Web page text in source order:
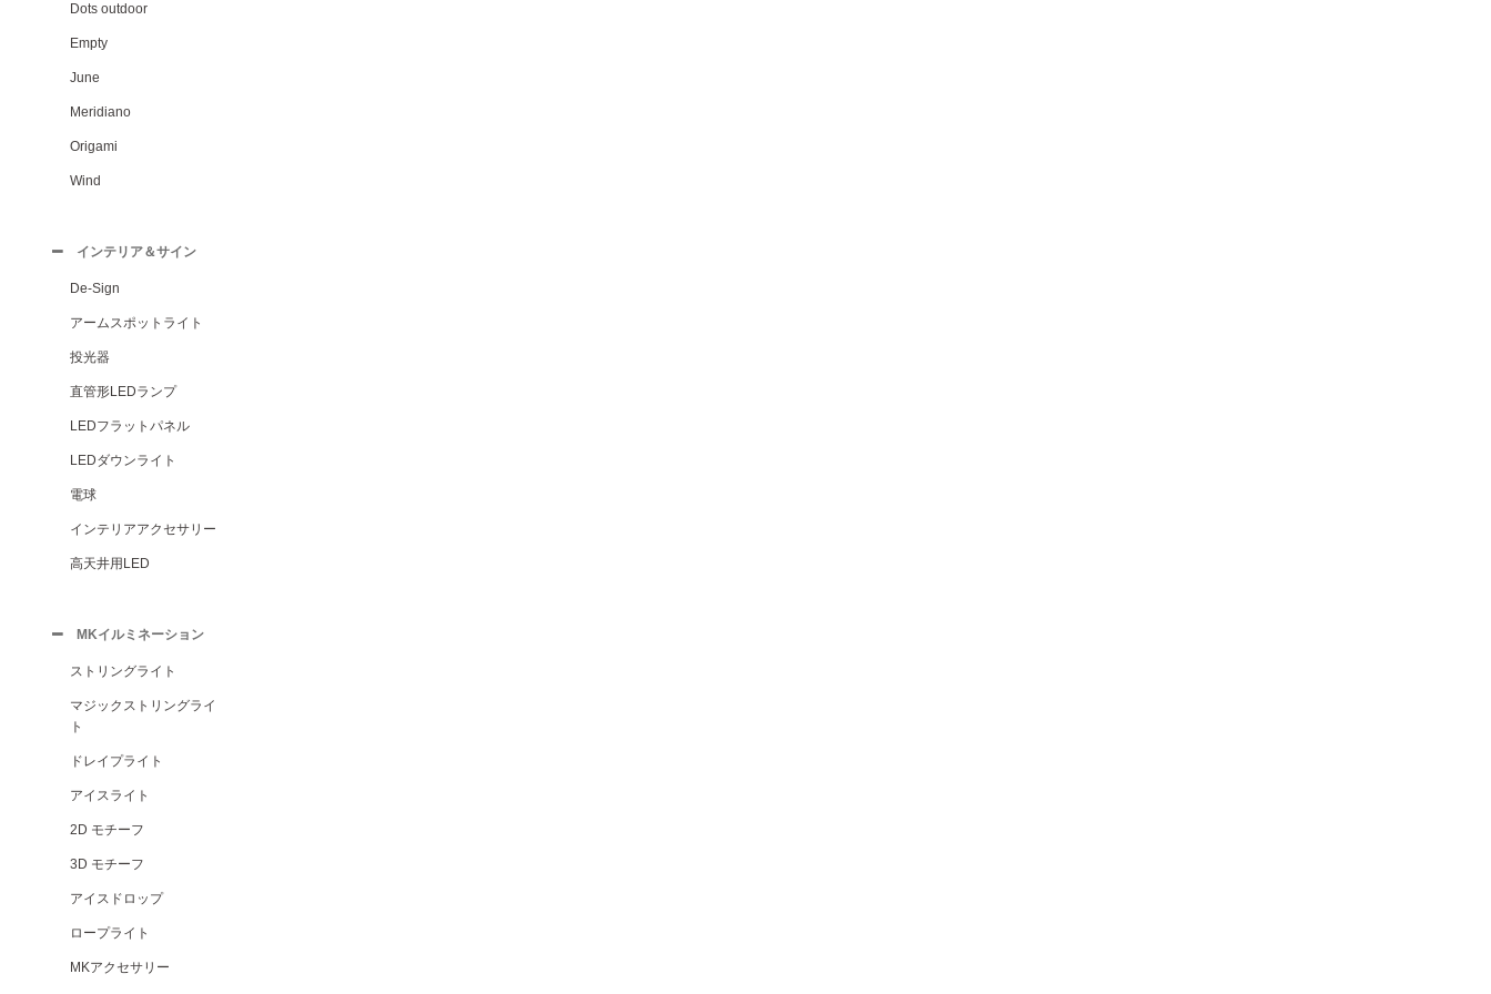
Dots outdoor
Empty
June
Meridiano
Origami
Wind
インテリア＆サイン
De-Sign
アームスポットライト
投光器
直管形LEDランプ
LEDフラットパネル
LEDダウンライト
電球
インテリアアクセサリー
高天井用LED
MKイルミネーション
ストリングライト
マジックストリングライ
ト
ドレイプライト
アイスライト
2D モチーフ
3D モチーフ
アイスドロップ
ロープライト
MKアクセサリー